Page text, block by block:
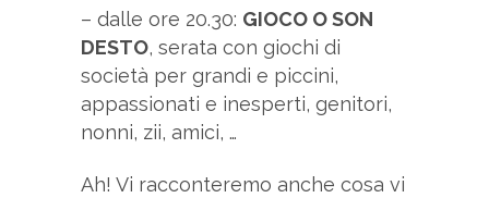
– dalle ore 20.30: GIOCO O SON
DESTO, serata con giochi di
società per grandi e piccini,
appassionati e inesperti, genitori,
nonni, zii, amici, …
Ah! Vi racconteremo anche cosa vi